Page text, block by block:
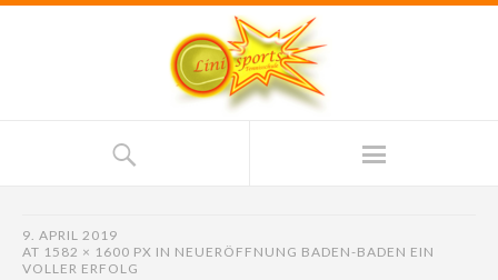
9. APRIL 2019
AT 1582 × 1600 PX IN NEUERÖFFNUNG BADEN-BADEN EIN
VOLLER ERFOLG